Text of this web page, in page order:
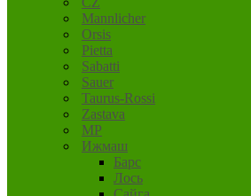
Mannlicher
Orsis
Pietta
Sabatti
Sauer
Taurus-Rossi
Zastava
MP
Ижмаш
Барс
Лось